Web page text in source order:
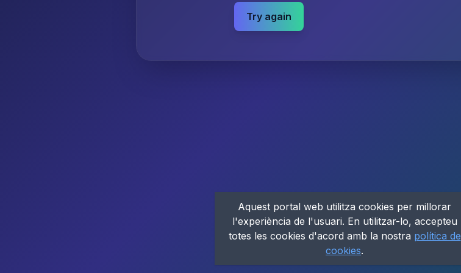
Try again
Aquest portal web utilitza cookies per millorar
l'experiència de l'usuari. En utilitzar-lo, accepteu
totes les cookies d'acord amb la nostra política de
cookies.